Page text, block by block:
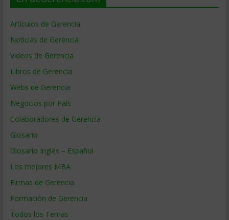
Artículos de Gerencia
Noticias de Gerencia
Videos de Gerencia
Libros de Gerencia
Webs de Gerencia
Negocios por País
Colaboradores de Gerencia
Glosario
Glosario Inglés – Español
Los mejores MBA
Firmas de Gerencia
Formación de Gerencia
Todos los Temas